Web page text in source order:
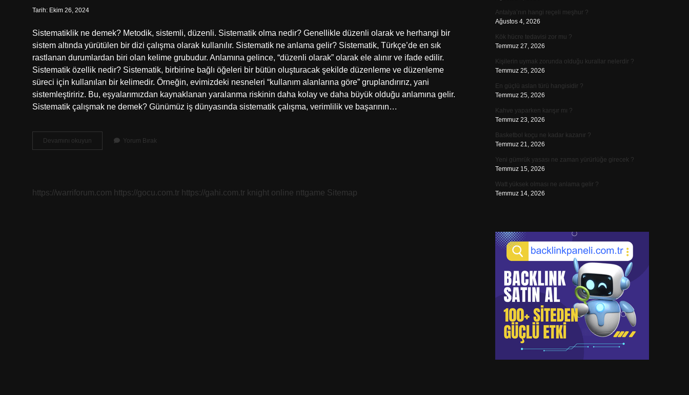
Tarih: Ekim 26, 2024
Sistematiklik ne demek? Metodik, sistemli, düzenli. Sistematik olma nedir? Genellikle düzenli olarak ve herhangi bir
sistem altında yürütülen bir dizi çalışma olarak kullanılır. Sistematik ne anlama gelir? Sistematik, Türkçe’de en sık
rastlanan durumlardan biri olan kelime grubudur. Anlamına gelince, “düzenli olarak” olarak ele alınır ve ifade edilir.
Sistematik özellik nedir? Sistematik, birbirine bağlı öğeleri bir bütün oluşturacak şekilde düzenleme ve düzenleme
süreci için kullanılan bir kelimedir. Örneğin, evimizdeki nesneleri “kullanım alanlarına göre” gruplandırırız, yani
sistemleştiririz. Bu, eşyalarımızdan kaynaklanan yaralanma riskinin daha kolay ve daha büyük olduğu anlamına gelir.
Sistematik çalışmak ne demek? Günümüz iş dünyasında sistematik çalışma, verimlilik ve başarının…
Devamını okuyun Sistematiksel
Ne
Yorum Bırak
https://warriforum.com https://gocu.com.tr https://gahi.com.tr knight online nttgame Sitemap
Antalya’nın hangi reçeli meşhur ?
Ağustos 4, 2026
Kök hücre tedavisi zor mu ?
Temmuz 27, 2026
Kişilerin uymak zorunda olduğu kurallar nelerdir ?
Temmuz 25, 2026
En güçlü aslan türü hangisidir ?
Temmuz 25, 2026
Kahve yaparken karışır mı ?
Temmuz 23, 2026
Basketbol koçu ne kadar kazanır ?
Temmuz 21, 2026
Yeni gümrük yasası ne zaman yürürlüğe girecek ?
Temmuz 15, 2026
Watt yüksek olması ne anlama gelir ?
Temmuz 14, 2026